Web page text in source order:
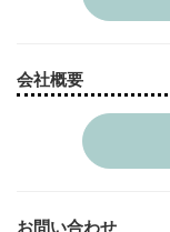
会社概要
お問い合わせ